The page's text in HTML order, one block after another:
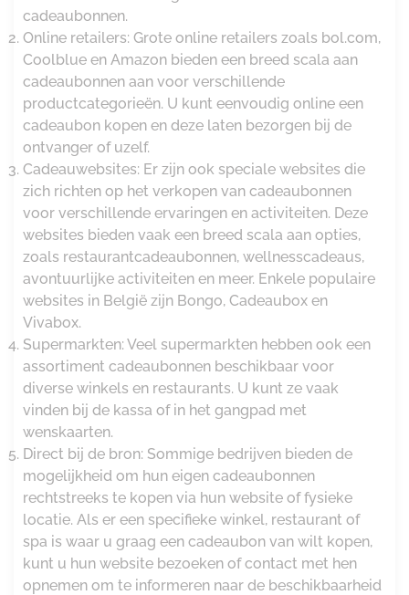
cadeaubonnen.
Online retailers: Grote online retailers zoals bol.com,
Coolblue en Amazon bieden een breed scala aan
cadeaubonnen aan voor verschillende
productcategorieën. U kunt eenvoudig online een
cadeaubon kopen en deze laten bezorgen bij de
ontvanger of uzelf.
Cadeauwebsites: Er zijn ook speciale websites die
zich richten op het verkopen van cadeaubonnen
voor verschillende ervaringen en activiteiten. Deze
websites bieden vaak een breed scala aan opties,
zoals restaurantcadeaubonnen, wellnesscadeaus,
avontuurlijke activiteiten en meer. Enkele populaire
websites in België zijn Bongo, Cadeaubox en
Vivabox.
Supermarkten: Veel supermarkten hebben ook een
assortiment cadeaubonnen beschikbaar voor
diverse winkels en restaurants. U kunt ze vaak
vinden bij de kassa of in het gangpad met
wenskaarten.
Direct bij de bron: Sommige bedrijven bieden de
mogelijkheid om hun eigen cadeaubonnen
rechtstreeks te kopen via hun website of fysieke
locatie. Als er een specifieke winkel, restaurant of
spa is waar u graag een cadeaubon van wilt kopen,
kunt u hun website bezoeken of contact met hen
opnemen om te informeren naar de beschikbaarheid